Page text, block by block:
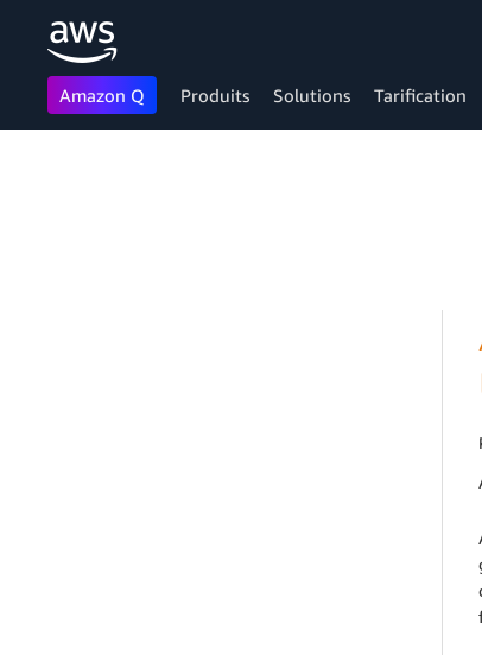
Amazon Q Produits Solutions Tarification